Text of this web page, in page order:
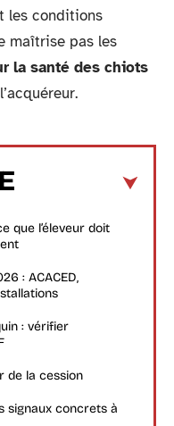
les conditions
maîtrise pas les
la santé des chiots
que l’éleveur doit
: ACACED,
: vérifier
de la cession
signaux concrets à